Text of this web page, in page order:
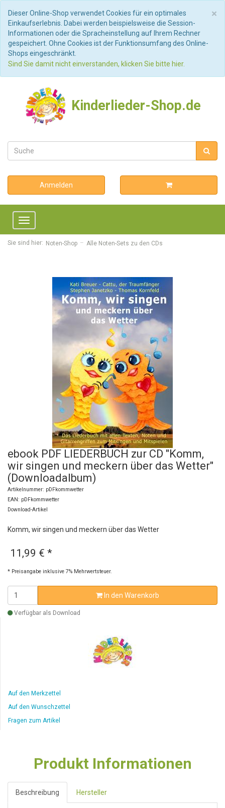
×
Dieser Online-Shop verwendet Cookies für ein optimales
Einkaufserlebnis. Dabei werden beispielsweise die Session-
Informationen oder die Spracheinstellung auf Ihrem Rechner
gespeichert. Ohne Cookies ist der Funktionsumfang des Online-
Shops eingeschränkt.
Sind Sie damit nicht einverstanden, klicken Sie bitte hier.
Kinderlieder-Shop.de
Anmelden
Toggle
navigation
Sie sind hier: Noten-Shop Alle Noten-Sets zu den CDs
ebook PDF LIEDERBUCH zur CD "Komm,
wir singen und meckern über das Wetter"
(Downloadalbum)
Artikelnummer: pDFkommwetter
EAN: pDFkommwetter
Download-Artikel
Komm, wir singen und meckern über das Wetter
11,99 € *
* Preisangabe inklusive 7% Mehrwertsteuer.
In den Warenkorb
Verfügbar als Download
Auf den Merkzettel
Auf den Wunschzettel
Fragen zum Artikel
Produkt Informationen
Beschreibung Hersteller